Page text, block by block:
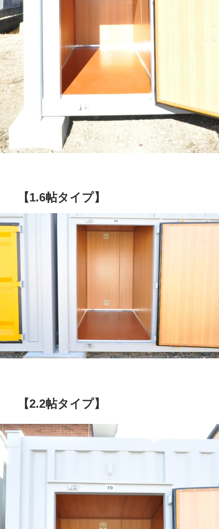
【1.6帖タイプ】
【2.2帖タイプ】